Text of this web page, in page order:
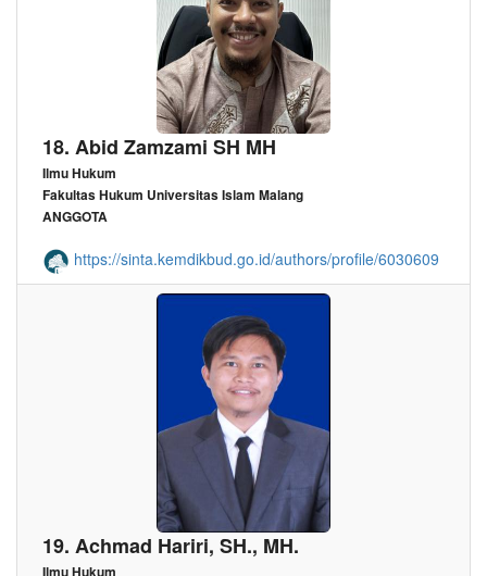
18. Abid Zamzami SH MH
Ilmu Hukum
Fakultas Hukum Universitas Islam Malang
ANGGOTA
https://sinta.kemdikbud.go.id/authors/profile/6030609
19. Achmad Hariri, SH., MH.
Ilmu Hukum